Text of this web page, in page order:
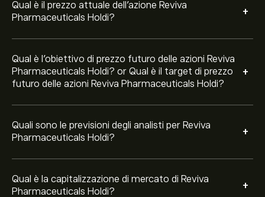
Qual è il prezzo attuale dell'azione Reviva
Pharmaceuticals Holdi?
+
Qual è l'obiettivo di prezzo futuro delle azioni Reviva
Pharmaceuticals Holdi? or Qual è il target di prezzo
futuro delle azioni Reviva Pharmaceuticals Holdi?
+
Quali sono le previsioni degli analisti per Reviva
Pharmaceuticals Holdi?
+
Qual è la capitalizzazione di mercato di Reviva
Pharmaceuticals Holdi?
+
negli ultimi 3 mesi, il consenso generale è Acquisto
Moderato.